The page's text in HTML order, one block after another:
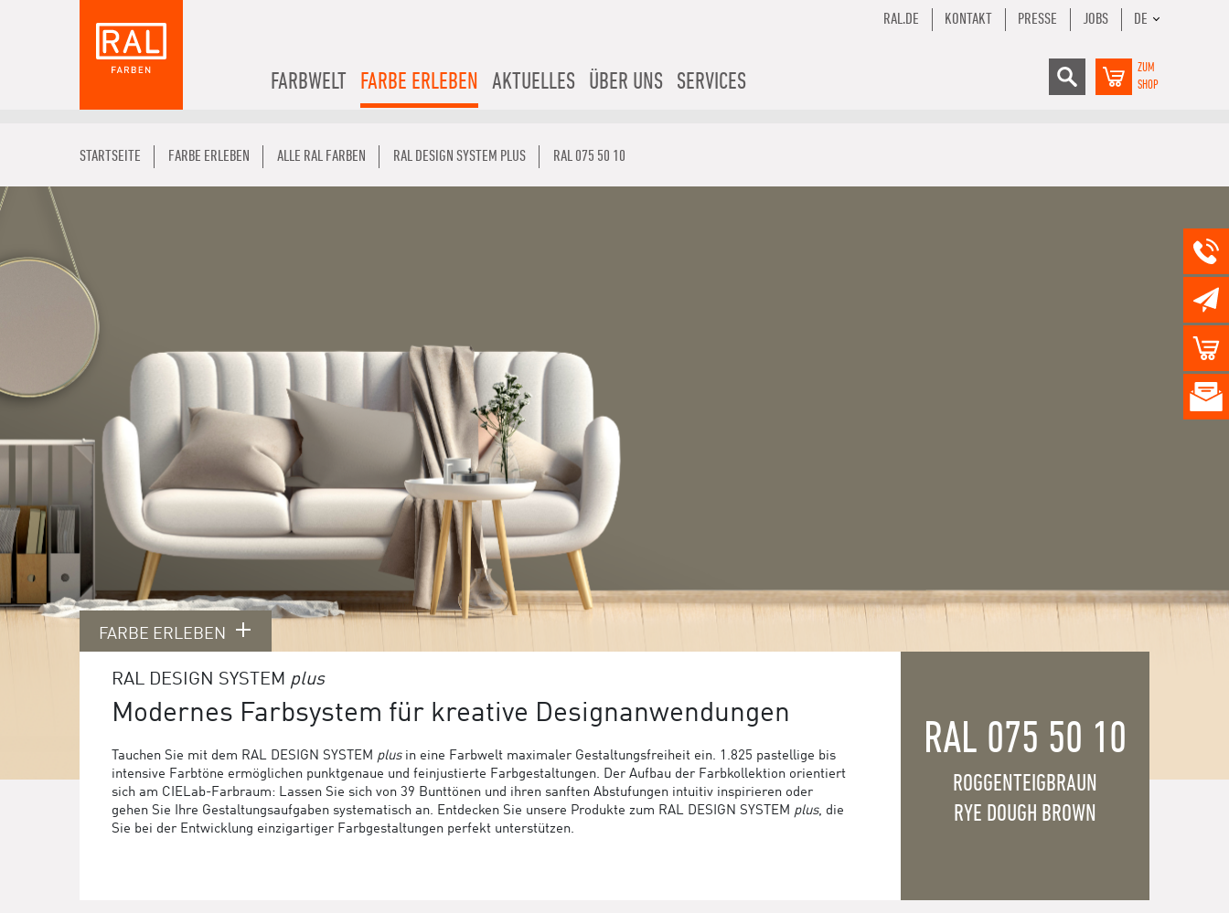
FARBWELT FARBE ERLEBEN AKTUELLES ÜBER UNS SERVICES
RAL.DE KONTAKT PRESSE JOBS DE
ZUM
SHOP
STARTSEITE FARBE ERLEBEN ALLE RAL FARBEN RAL DESIGN SYSTEM PLUS RAL 075 50 10
FARBE ERLEBEN
RAL DESIGN SYSTEM plus
Modernes Farbsystem für kreative Designanwendungen
Tauchen Sie mit dem RAL DESIGN SYSTEM plusin eine Farbwelt maximaler Gestaltungsfreiheit ein. 1.825 pastellige bis
intensive Farbtöne ermöglichen punktgenaue und feinjustierte Farbgestaltungen. Der Aufbau der Farbkollektion orientiert
sich am CIELab-Farbraum: Lassen Sie sich von 39 Bunttönen und ihren sanften Abstufungen intuitiv inspirieren oder
gehen Sie Ihre Gestaltungsaufgaben systematisch an. Entdecken Sie unsere Produkte zum RAL DESIGN SYSTEM plus, die
Sie bei der Entwicklung einzigartiger Farbgestaltungen perfekt unterstützen.
RAL 075 50 10
ROGGENTEIGBRAUN
RYE DOUGH BROWN